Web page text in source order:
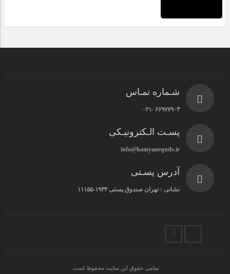
شـماره تمـاس
۶۶۹۷۷۹۰۳ -۰۲۱
پسـت الـکترونیـکی
info@hamyanequds.ir
آدرس پسـتی
نشانی : تهران صندوق پستی ۱۹۳۴-۱۱۱۵۵
تمامی حقوق این سایت محفوظ است.